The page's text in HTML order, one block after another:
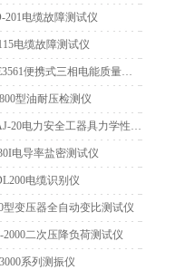
201电缆故障测试仪
电缆故障测试仪
PITE3561便携式三相电能质量分析仪
型油耐压检测仪
DBAJ-20电力安全工器具力学性能试验机
电导率盐密测试仪
电缆识别仪
型变压器全自动变比测试仪
2000二次压降负荷测试仪
系列测振仪